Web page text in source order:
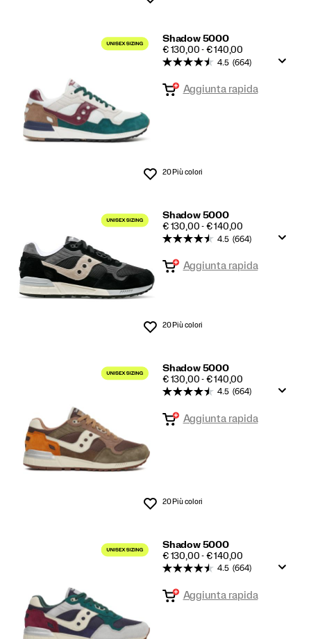
Shadow 5000
PRICE
€ 130,00 - € 140,00
Lista dei desideri
4.5 (664)
Aggiunta rapida
20 Più colori
Shadow 5000
PRICE
€ 130,00 - € 140,00
Lista dei desideri
4.5 (664)
Aggiunta rapida
20 Più colori
Shadow 5000
PRICE
€ 130,00 - € 140,00
Lista dei desideri
4.5 (664)
Aggiunta rapida
20 Più colori
Shadow 5000
PRICE
€ 130,00 - € 140,00
4.5 (664)
Aggiunta rapida